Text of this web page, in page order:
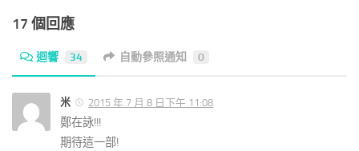
17 個回應
迴響 34 自動參照通知 0
米 2015 年 7 月 8 日下午 11:08
鄭在詠!!!
期待這一部!